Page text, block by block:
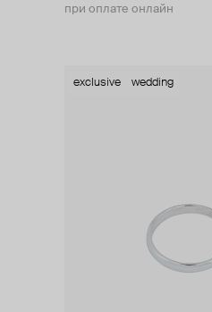
при оплате онлайн
exclusive wedding